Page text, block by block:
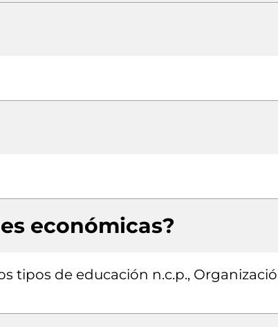
económicas?
tipos de educación n.c.p.,